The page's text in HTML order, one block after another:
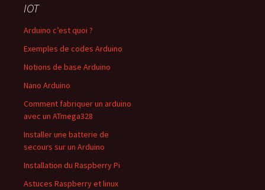
IOT
Arduino c’est quoi ?
Exemples de codes Arduino
Notions de base Arduino
Nano Arduino
Comment fabriquer un arduino
avec un ATmega328
Installer une batterie de
secours sur un Arduino
Installation du Raspberry Pi
Astuces Raspberry et linux